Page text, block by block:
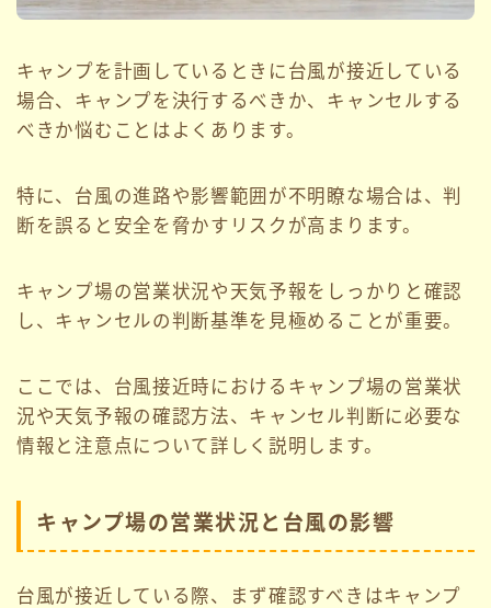
キャンプを計画しているときに台風が接近している
場合、キャンプを決行するべきか、キャンセルする
べきか悩むことはよくあります。
特に、台風の進路や影響範囲が不明瞭な場合は、判
断を誤ると安全を脅かすリスクが高まります。
キャンプ場の営業状況や天気予報をしっかりと確認
し、キャンセルの判断基準を見極めることが重要。
ここでは、台風接近時におけるキャンプ場の営業状
況や天気予報の確認方法、キャンセル判断に必要な
情報と注意点について詳しく説明します。
キャンプ場の営業状況と台風の影響
台風が接近している際、まず確認すべきはキャンプ